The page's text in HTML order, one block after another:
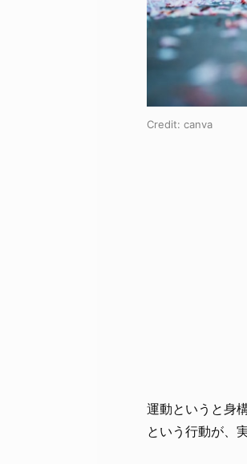
Credit: canva
運動というと身
という行動が、